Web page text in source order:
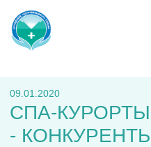
09.01.2020
СПА-
-